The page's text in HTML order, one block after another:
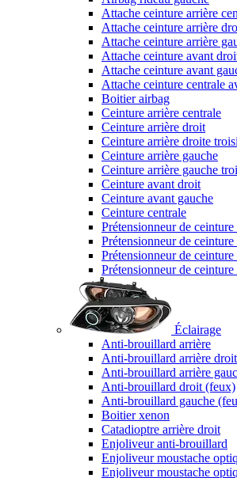
Attache ceinture arrière
Attache ceinture arrière
Attache ceinture arrière
Attache ceinture avant
Attache ceinture avant
Attache ceinture centrale
Boitier airbag
Ceinture arrière centrale
Ceinture arrière droit
Ceinture arrière droite
Ceinture arrière gauche
Ceinture arrière gauche
Ceinture avant droit
Ceinture avant gauche
Ceinture centrale
Prétensionneur de
Prétensionneur de
Prétensionneur de
Prétensionneur de
Éclairage
Anti-brouillard arrière
Anti-brouillard arrière droit
Anti-brouillard arrière
Anti-brouillard droit (feux)
Anti-brouillard gauche
Boitier xenon
Catadioptre arrière droit
Enjoliveur anti-brouillard
Enjoliveur moustache
Enjoliveur moustache